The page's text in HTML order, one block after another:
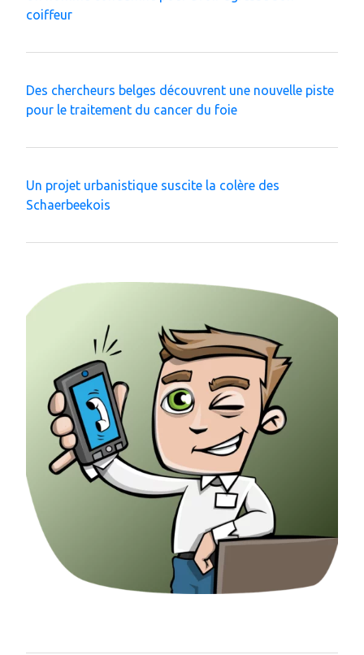
coiffeur
Des chercheurs belges découvrent une nouvelle piste
pour le traitement du cancer du foie
Un projet urbanistique suscite la colère des
Schaerbeekois